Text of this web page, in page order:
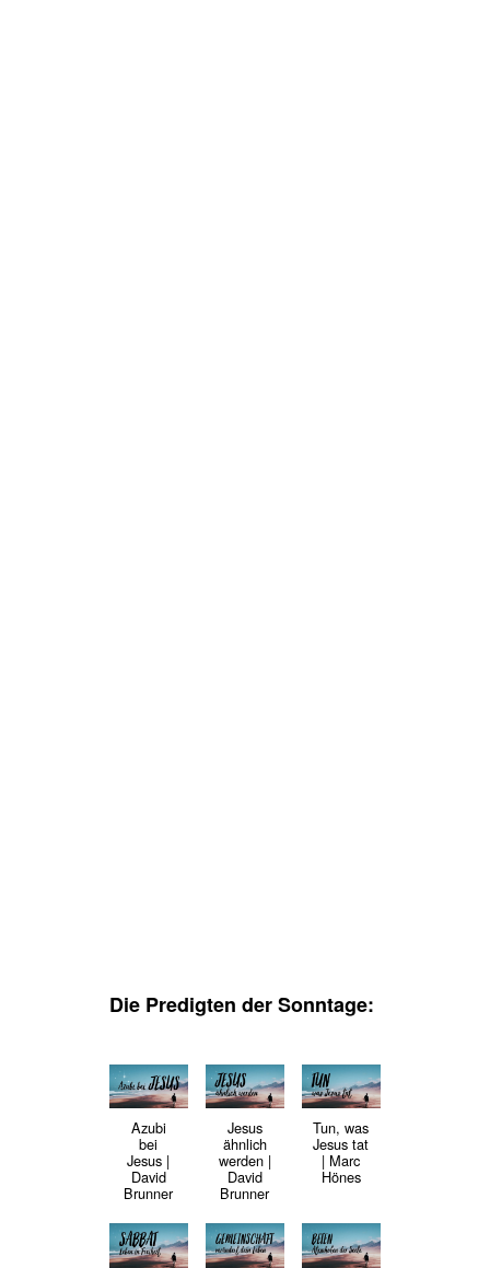
Die Predigten der Sonntage:
Azubi
bei
Jesus |
David
Brunner
Jesus
ähnlich
werden |
David
Brunner
Tun, was
Jesus tat
| Marc
Hönes